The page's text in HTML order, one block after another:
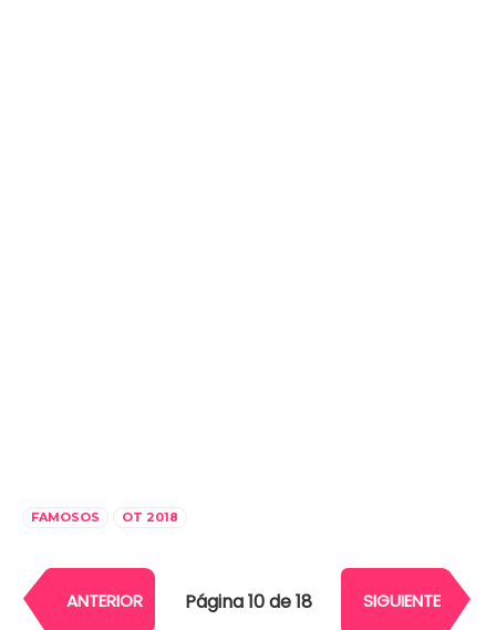
FAMOSOS OT 2018
ANTERIOR Página 10 de 18 SIGUIENTE